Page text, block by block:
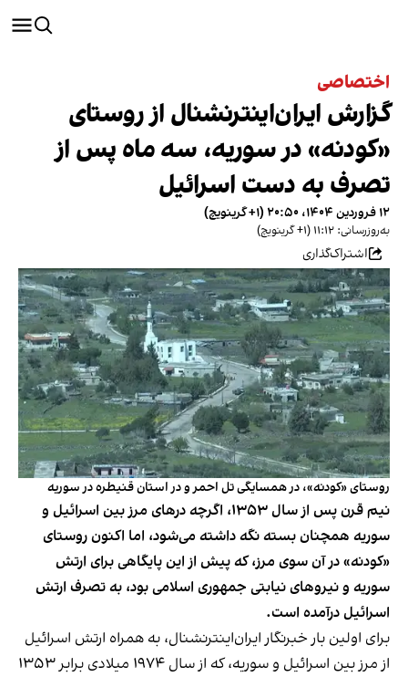
اختصاصی
گزارش ایران‌اینترنشنال از روستای
«کودنه» در سوریه، سه ماه پس از
تصرف به دست اسرائیل
۱۲ فروردین ۱۴۰۴، ۲۰:۵۰ (‎+۱ گرینویچ)
به‌روزرسانی: ۱۱:۱۲ (‎+۱ گرینویچ)
اشتراک‌گذاری
روستای «کودنه»، در همسایگی تل احمر و در استان قنیطره در سوریه
نیم قرن پس از سال ۱۳۵۳، اگرچه درهای مرز بین اسرائیل و
سوریه همچنان بسته نگه داشته‌ می‌شود، اما اکنون روستای
«کودنه» در آن سوی مرز، که پیش از این پایگاهی برای ارتش
سوریه و نیروهای نیابتی جمهوری اسلامی بود، به تصرف ارتش
اسرائیل درآمده است.
برای اولین بار خبرنگار ایران‌اینترنشنال، به همراه ارتش اسرائیل
از مرز بین اسرائیل و سوریه، که از سال ۱۹۷۴ میلادی برابر ۱۳۵۳